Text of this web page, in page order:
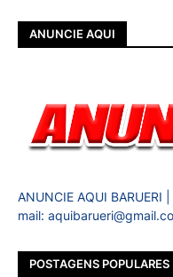
ANUNCIE AQUI
ANUNCIE AQUI
mail:
POSTAGENS POPULARES